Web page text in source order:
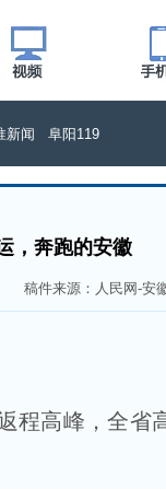
新闻 阜阳119
，奔跑的安徽
稿件来源：人民网-安
高峰，全省